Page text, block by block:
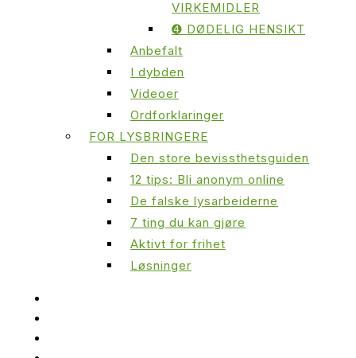
VIRKEMIDLER
➍ DØDELIG HENSIKT
Anbefalt
I dybden
Videoer
Ordforklaringer
FOR LYSBRINGERE
Den store bevissthetsguiden
12 tips: Bli anonym online
De falske lysarbeiderne
7 ting du kan gjøre
Aktivt for frihet
Løsninger